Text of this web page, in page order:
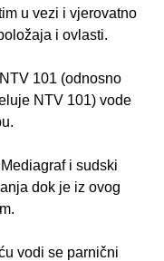
u vezi i vjerovatno
i ovlasti.
101 (odnosno
NTV 101) vode
i sudski
dok je iz ovog
vodi se parnični